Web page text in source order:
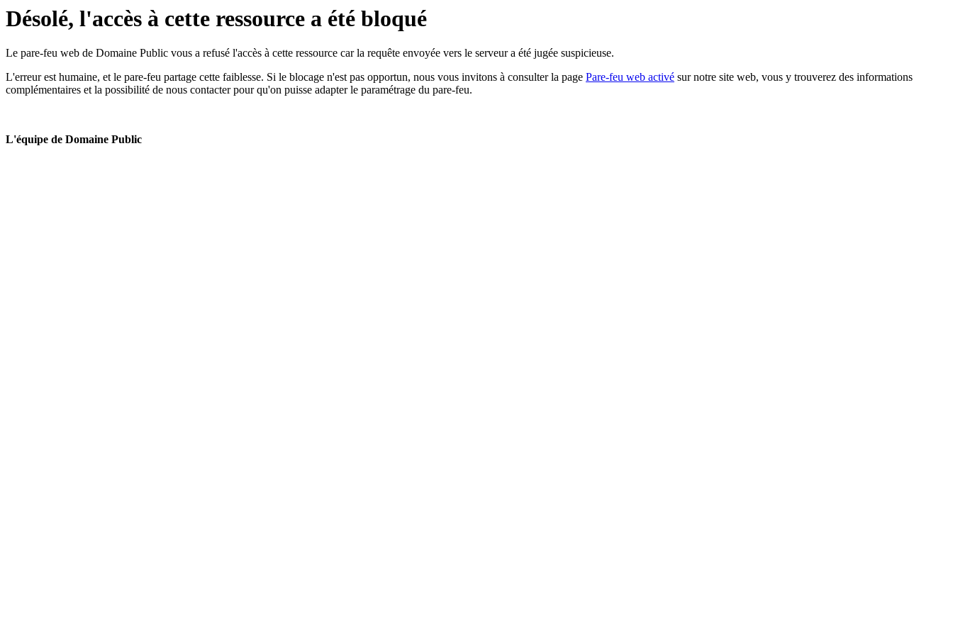
Désolé, l'accès à cette ressource a été bloqué
Le pare-feu web de Domaine Public vous a refusé l'accès à cette ressource car la requête envoyée vers le serveur a été jugée suspicieuse.
L'erreur est humaine, et le pare-feu partage cette faiblesse. Si le blocage n'est pas opportun, nous vous invitons à consulter la page Pare-feu web activé sur notre site web, vous y trouverez des informations
complémentaires et la possibilité de nous contacter pour qu'on puisse adapter le paramétrage du pare-feu.
L'équipe de Domaine Public